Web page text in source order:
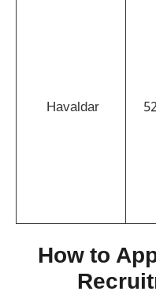
Havaldar
How to